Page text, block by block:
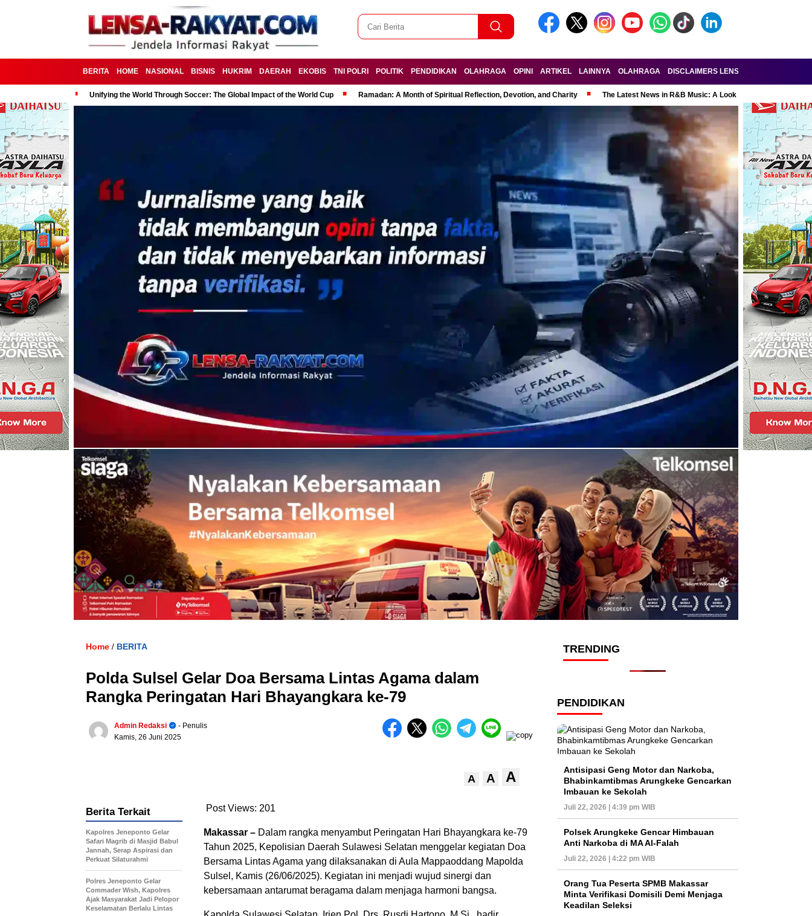
BERITA HOME NASIONAL BISNIS HUKRIM DAERAH EKOBIS TNI POLRI POLITIK PENDIDIKAN OLAHRAGA OPINI ARTIKEL LAINNYA OLAHRAGA DISCLAIMERS LENSA-RAKYAT.COM
Unifying the World Through Soccer: The Global Impact of the World Cup Ramadan: A Month of Spiritual Reflection, Devotion, and Charity The Latest News in R&B Music: A Look at Super Bowl
Home / BERITA
Polda Sulsel Gelar Doa Bersama Lintas Agama dalam
Rangka Peringatan Hari Bhayangkara ke-79
Admin Redaksi
- Penulis
Kamis, 26 Juni 2025
A A A
Post Views: 201
Makassar – Dalam rangka menyambut Peringatan Hari Bhayangkara ke-79
Tahun 2025, Kepolisian Daerah Sulawesi Selatan menggelar kegiatan Doa
Bersama Lintas Agama yang dilaksanakan di Aula Mappaoddang Mapolda
Sulsel, Kamis (26/06/2025). Kegiatan ini menjadi wujud sinergi dan
kebersamaan antarumat beragama dalam menjaga harmoni bangsa.
Berita Terkait
Kapolres Jeneponto Gelar
Safari Magrib di Masjid Babul
Jannah, Serap Aspirasi dan
Perkuat Silaturahmi
Polres Jeneponto Gelar
Commader Wish, Kapolres
Ajak Masyarakat Jadi Pelopor
Keselamatan Berlalu Lintas
TRENDING
PENDIDIKAN
Antisipasi Geng Motor dan Narkoba,
Bhabinkamtibmas Arungkeke Gencarkan
Imbauan ke Sekolah
Juli 22, 2026 | 4:39 pm WIB
Polsek Arungkeke Gencar Himbauan
Anti Narkoba di MA Al-Falah
Juli 22, 2026 | 4:22 pm WIB
Orang Tua Peserta SPMB Makassar
Minta Verifikasi Domisili Demi Menjaga
Keadilan Seleksi